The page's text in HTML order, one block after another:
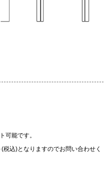
可能です。
込)となりますのでお問い合わせく